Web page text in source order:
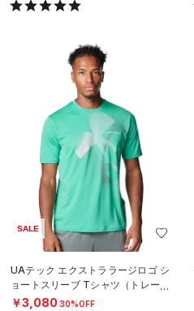
SALE
UAテック エクストララージロゴ シ
ョートスリーブ Tシャツ（トレーニ
ング/MEN）
￥3,080 30%OFF